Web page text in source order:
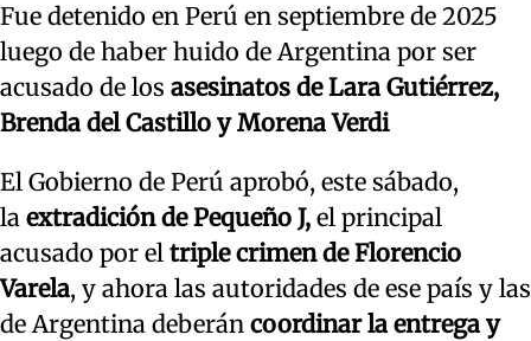
Fue detenido en Perú en septiembre de 2025
luego de haber huido de Argentina por ser
acusado de los asesinatos de Lara Gutiérrez,
Brenda del Castillo y Morena Verdi
El Gobierno de Perú aprobó, este sábado,
la extradición de Pequeño J, el principal
acusado por el triple crimen de Florencio
Varela, y ahora las autoridades de ese país y las
de Argentina deberán coordinar la entrega y